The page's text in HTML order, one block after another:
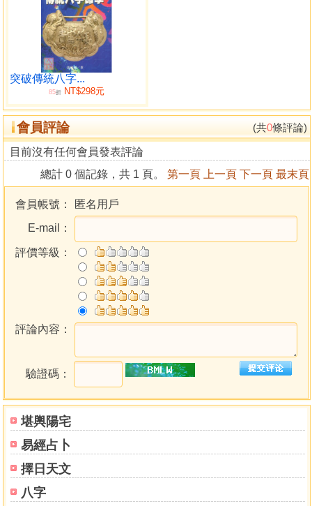
堪輿陽宅
易經占卜
擇日天文
八字
五．天同星
六．廉貞星
七．天府星
八．太陰星
九．貪狼星
十．巨門星
十一．天相星
十二．天梁星
十三．七殺星
十四．破軍星
結語
突破傳統八字...
85折 NT$298元
會員評論 (共0條評論)
目前沒有任何會員發表評論
總計 0 個記錄，共 1 頁。 第一頁 上一頁 下一頁 最末頁
會員帳號：
匿名用戶
E-mail：
評價等級：
評論內容：
驗證碼：